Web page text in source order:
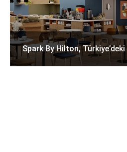
Spark By Hilton, Türkiye’deki